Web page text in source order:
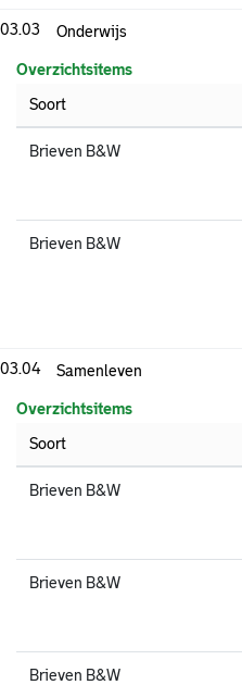
Onderwijs
Overzichtsitems
Soort
Brieven B&W
Brieven B&W
Samenleven
Overzichtsitems
Soort
Brieven B&W
Brieven B&W
Brieven B&W